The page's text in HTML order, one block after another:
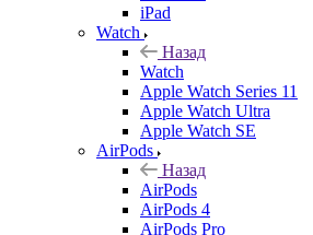
iPad
Watch
Назад
Watch
Apple Watch Series 11
Apple Watch Ultra
Apple Watch SE
AirPods
Назад
AirPods
AirPods 4
AirPods Pro